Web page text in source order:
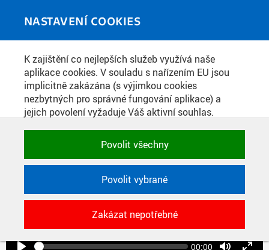
NASTAVENÍ COOKIES
K zajištění co nejlepších služeb využívá naše
aplikace cookies. V souladu s nařízením EU jsou
implicitně zakázána (s výjimkou cookies
nezbytných pro správné fungování aplikace) a
jejich povolení vyžaduje Váš aktivní souhlas.
zakázat, případně vybrat a povolit cookies podle
kategorie. Svoje rozhodnutí můžete samozřejmě
kdykoli změnit.
POTŘEBNÉ
Technické cookies využívané aplikacemi
ČVUT pro uchování jejich nastavení,
vlastností a identifikátorů relace. Jsou
Povolit všechny
Povolit vybrané
Zakázat nepotřebné
MEDIATÉKA
You are here
Home Videopříspěvky
INAUGURAČNÍ PROSLOV MICHALA
PĚCHOUČKA
Play
Seek Current
00:00